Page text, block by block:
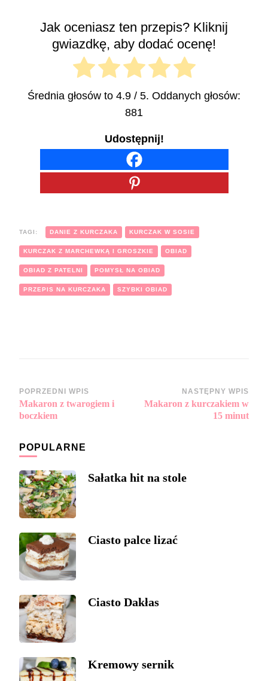
Jak oceniasz ten przepis? Kliknij
gwiazdkę, aby dodać ocenę!
Średnia głosów to 4.9 / 5. Oddanych głosów:
881
Udostępnij!
TAGI: DANIE Z KURCZAKA KURCZAK W SOSIE
KURCZAK Z MARCHEWKĄ I GROSZKIE OBIAD
OBIAD Z PATELNI POMYSŁ NA OBIAD
PRZEPIS NA KURCZAKA SZYBKI OBIAD
Zobacz
wpisy
POPRZEDNI WPIS
Makaron z twarogiem i
boczkiem
NASTĘPNY WPIS
Makaron z kurczakiem w
15 minut
POPULARNE
Sałatka hit na stole
Ciasto palce lizać
Ciasto Dakłas
Kremowy sernik